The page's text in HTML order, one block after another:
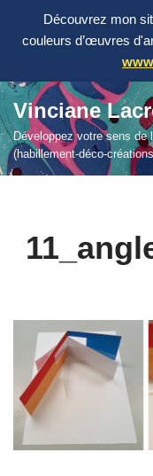
Découvrez mon
couleurs d’œuvres
Aller
au
contenu
Vinciane
Développez votre sens de
(habillement-déco-